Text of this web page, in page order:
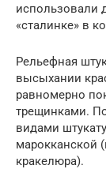
использовали
«сталинке» в
Рельефная
высыхании
равномерно
трещинками.
видами
марокканской
кракелюра).